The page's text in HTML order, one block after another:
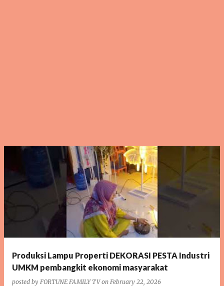
Produksi Lampu Properti DEKORASI PESTA Industri
UMKM pembangkit ekonomi masyarakat
posted by FORTUNE FAMILY TV on February 22, 2026